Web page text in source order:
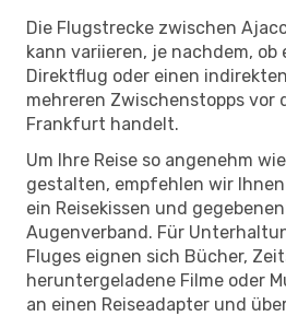
Die Flugstrecke zwischen
kann variieren, je nachdem, ob
Direktflug oder einen
mehreren Zwischenstopps vor
Frankfurt handelt.
Um Ihre Reise so angenehm
gestalten, empfehlen wir
ein Reisekissen und
Augenverband. Für
Fluges eignen sich Bücher,
heruntergeladene Filme oder
an einen Reiseadapter und